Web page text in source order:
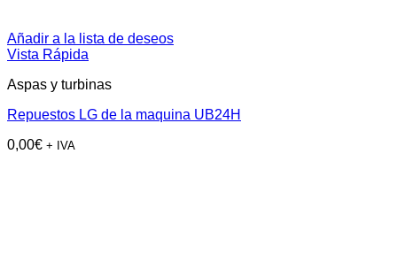
Añadir a la lista de deseos
Vista Rápida
Aspas y turbinas
Repuestos LG de la maquina UB24H
0,00€ + IVA